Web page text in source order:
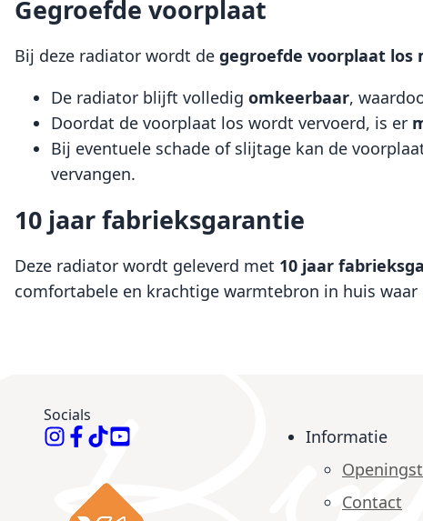
Gegroefde voorplaat
Bij deze radiator wordt de gegroefde voorplaat los
De radiator blijft volledig omkeerbaar,
Doordat de voorplaat los wordt vervoerd, is er
Bij eventuele schade of slijtage kan de
vervangen.
10 jaar fabrieksgarantie
Deze radiator wordt geleverd met 10 jaar
comfortabele en krachtige warmtebron in huis
Socials
Informatie
Contact